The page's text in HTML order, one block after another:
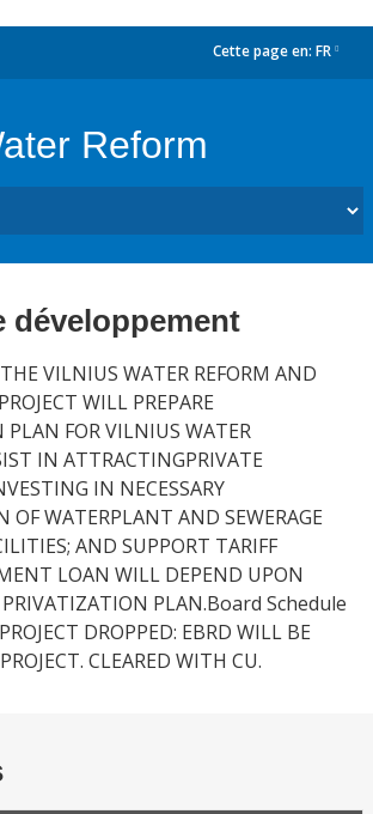
Cette page en: FR
Reform
développement
VILNIUS WATER REFORM AND
WILL PREPARE
FOR VILNIUS WATER
IN ATTRACTINGPRIVATE
IN NECESSARY
OF WATERPLANT AND SEWERAGE
AND SUPPORT TARIFF
LOAN WILL DEPEND UPON
PLAN.Board Schedule
DROPPED: EBRD WILL BE
CLEARED WITH CU.